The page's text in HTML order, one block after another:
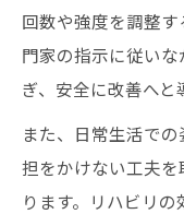
回数や強度を調整
門家の指示に従い
ぎ、安全に改善へと
また、日常生活で
担をかけない工夫
ります。リハビリの